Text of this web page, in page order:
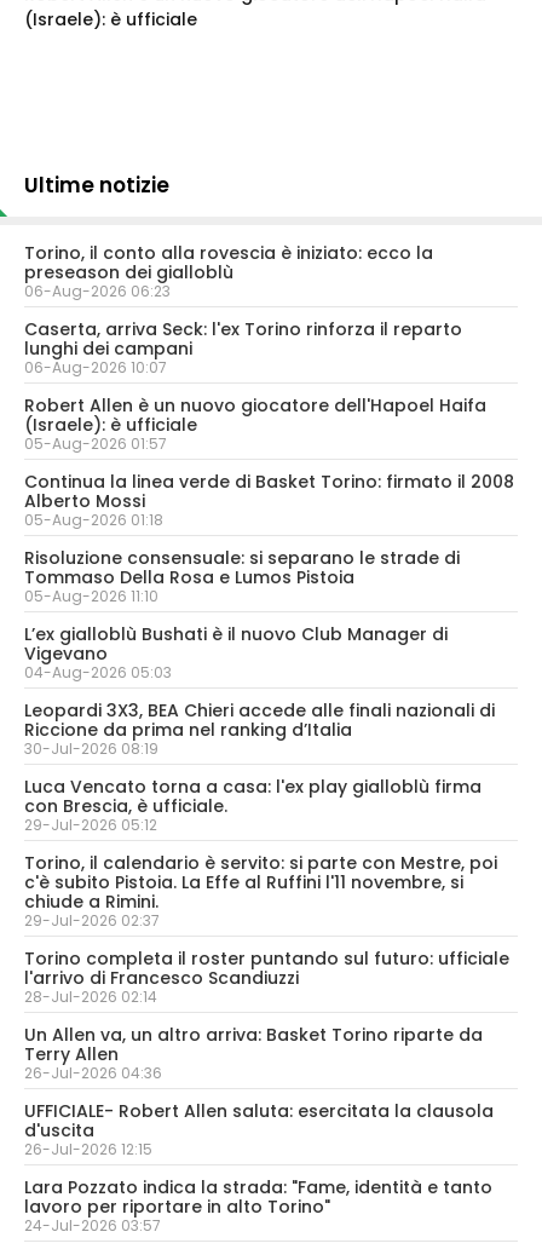
(Israele): è ufficiale
Ultime notizie
Torino, il conto alla rovescia è iniziato: ecco la
preseason dei gialloblù
06-Aug-2026 06:23
Caserta, arriva Seck: l'ex Torino rinforza il reparto
lunghi dei campani
06-Aug-2026 10:07
Robert Allen è un nuovo giocatore dell'Hapoel Haifa
(Israele): è ufficiale
05-Aug-2026 01:57
Continua la linea verde di Basket Torino: firmato il 2008
Alberto Mossi
05-Aug-2026 01:18
Risoluzione consensuale: si separano le strade di
Tommaso Della Rosa e Lumos Pistoia
05-Aug-2026 11:10
L’ex gialloblù Bushati è il nuovo Club Manager di
Vigevano
04-Aug-2026 05:03
Leopardi 3X3, BEA Chieri accede alle finali nazionali di
Riccione da prima nel ranking d’Italia
30-Jul-2026 08:19
Luca Vencato torna a casa: l'ex play gialloblù firma
con Brescia, è ufficiale.
29-Jul-2026 05:12
Torino, il calendario è servito: si parte con Mestre, poi
c'è subito Pistoia. La Effe al Ruffini l'11 novembre, si
chiude a Rimini.
29-Jul-2026 02:37
Torino completa il roster puntando sul futuro: ufficiale
l'arrivo di Francesco Scandiuzzi
28-Jul-2026 02:14
Un Allen va, un altro arriva: Basket Torino riparte da
Terry Allen
26-Jul-2026 04:36
UFFICIALE- Robert Allen saluta: esercitata la clausola
d'uscita
26-Jul-2026 12:15
Lara Pozzato indica la strada: "Fame, identità e tanto
lavoro per riportare in alto Torino"
24-Jul-2026 03:57